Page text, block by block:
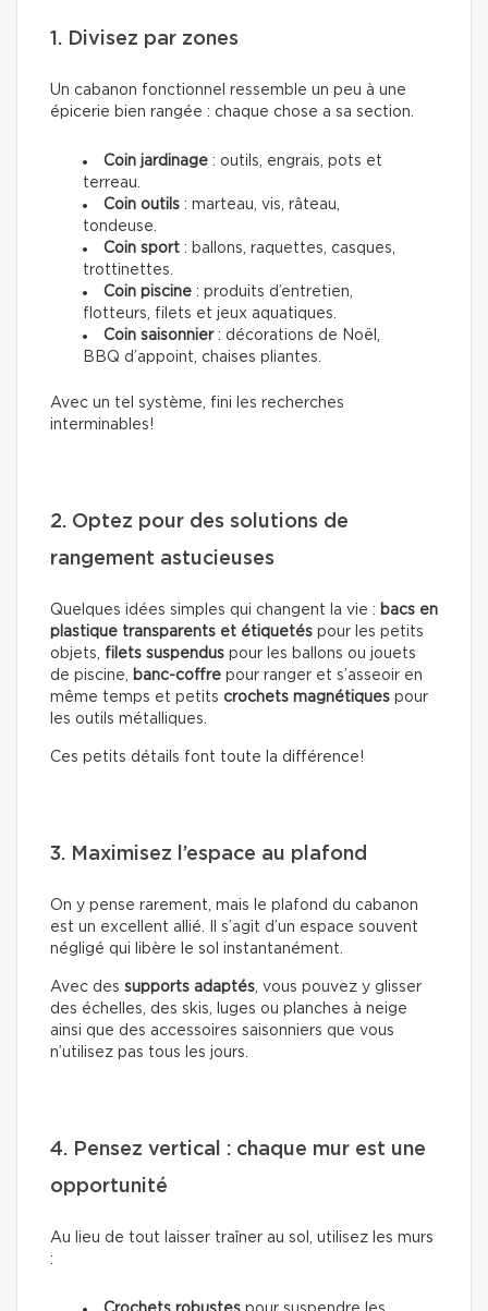
1. Divisez par zones
Un cabanon fonctionnel ressemble un peu à une
épicerie bien rangée : chaque chose a sa section.
Coin jardinage : outils, engrais, pots et
terreau.
Coin outils : marteau, vis, râteau,
tondeuse.
Coin sport : ballons, raquettes, casques,
trottinettes.
Coin piscine : produits d’entretien,
flotteurs, filets et jeux aquatiques.
Coin saisonnier: décorations de Noël,
BBQ d’appoint, chaises pliantes.
Avec un tel système, fini les recherches
interminables!
2. Optez pour des solutions de
rangement astucieuses
Quelques idées simples qui changent la vie : bacs en
plastique transparents et étiquetés pour les petits
objets, filets suspendus pour les ballons ou jouets
de piscine, banc-coffre pour ranger et s’asseoir en
même temps et petits crochets magnétiques pour
les outils métalliques.
Ces petits détails font toute la différence!
3. Maximisez l’espace au plafond
On y pense rarement, mais le plafond du cabanon
est un excellent allié. Il s’agit d’un espace souvent
négligé qui libère le sol instantanément.
Avec des supports adaptés, vous pouvez y glisser
des échelles, des skis, luges ou planches à neige
ainsi que des accessoires saisonniers que vous
n’utilisez pas tous les jours.
4. Pensez vertical : chaque mur est une
opportunité
Au lieu de tout laisser traîner au sol, utilisez les murs
: